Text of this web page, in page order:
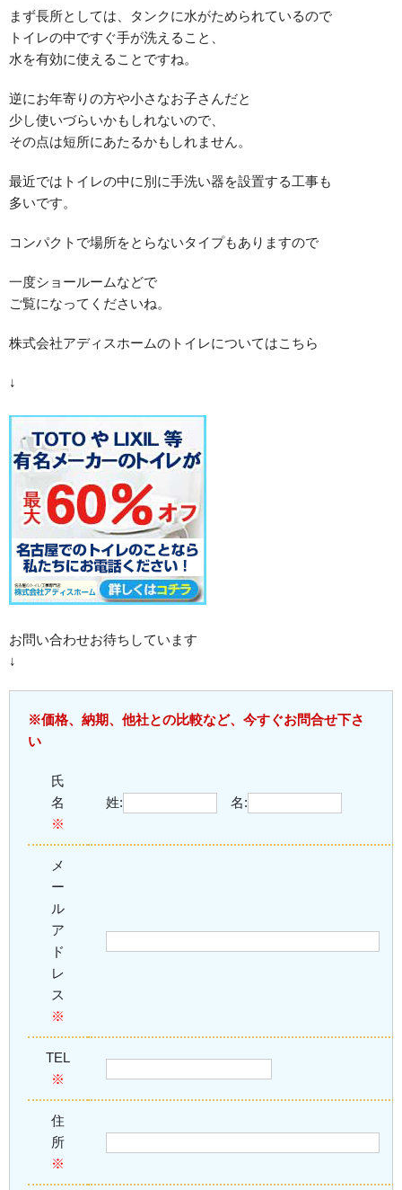
まず長所としては、タンクに水がためられているので
トイレの中ですぐ手が洗えること、
水を有効に使えることですね。
逆にお年寄りの方や小さなお子さんだと
少し使いづらいかもしれないので、
その点は短所にあたるかもしれません。
最近ではトイレの中に別に手洗い器を設置する工事も
多いです。
コンパクトで場所をとらないタイプもありますので
一度ショールームなどで
ご覧になってくださいね。
株式会社アディスホームのトイレについてはこちら
↓
お問い合わせお待ちしています
↓
※価格、納期、他社との比較など、今すぐお問合せ下さ
い
氏
名
※
姓: 名:
メ
ー
ル
ア
ド
レ
ス
※
TEL
※
住
所
※